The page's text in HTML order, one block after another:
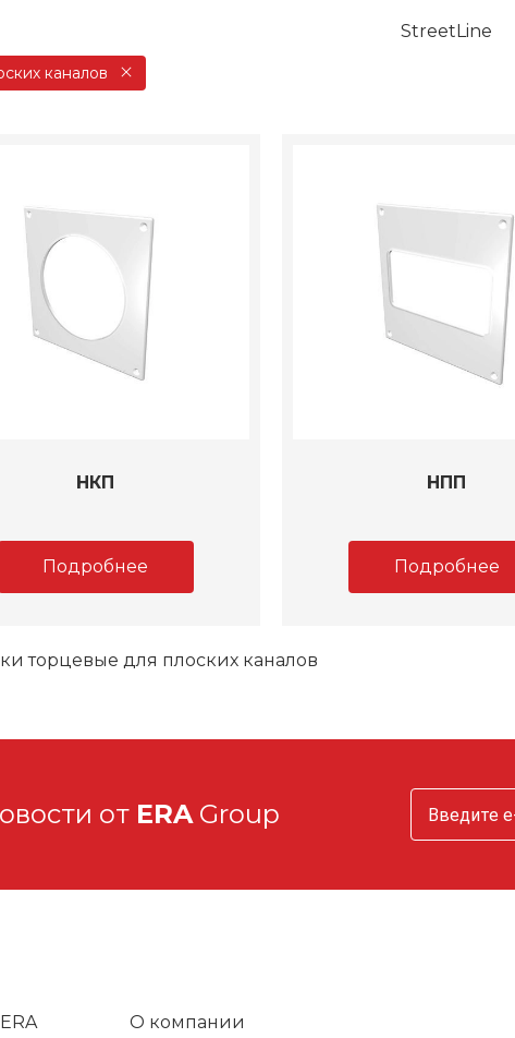
StreetLine
каналов
НКП
Подробнее
НПП
Подробнее
торцевые для плоских каналов
от ERAGroup
О компании